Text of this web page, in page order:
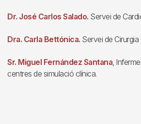
Dr. José Carlos Salado. Servei de
Dra. Carla Bettónica. Servei de
Sr. Miguel Fernández Santana,
centres de simulació clínica.